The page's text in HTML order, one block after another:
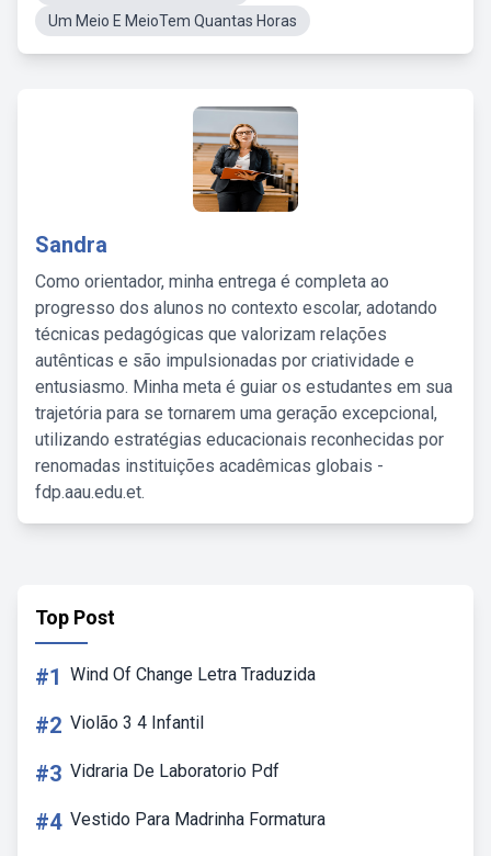
Um Meio E MeioTem Quantas Horas
Sandra
Como orientador, minha entrega é completa ao
progresso dos alunos no contexto escolar, adotando
técnicas pedagógicas que valorizam relações
autênticas e são impulsionadas por criatividade e
entusiasmo. Minha meta é guiar os estudantes em sua
trajetória para se tornarem uma geração excepcional,
utilizando estratégias educacionais reconhecidas por
renomadas instituições acadêmicas globais -
fdp.aau.edu.et.
Top Post
#1 Wind Of Change Letra Traduzida
#2 Violão 3 4 Infantil
#3 Vidraria De Laboratorio Pdf
#4 Vestido Para Madrinha Formatura